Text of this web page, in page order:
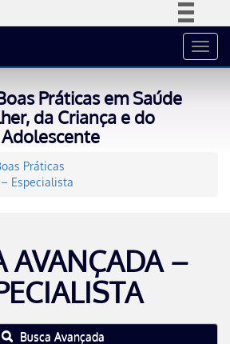
Acesso à informação
Práticas em Saúde
da Criança e do
Adolescente
Práticas
Especialista
AVANÇADA –
Busca Avançada